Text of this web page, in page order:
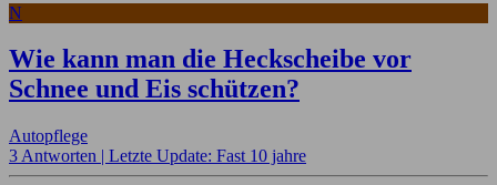
N
Wie kann man die Heckscheibe vor
Schnee und Eis schützen?
Autopflege
3 Antworten | Letzte Update: Fast 10 jahre